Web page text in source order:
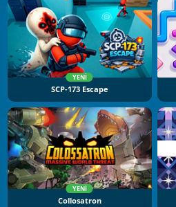
YENI
SCP-173 Escape
YENI
Collosatron